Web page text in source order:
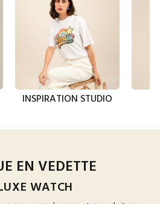
INSPIRATION STUDIO
EN VEDETTE
WATCH